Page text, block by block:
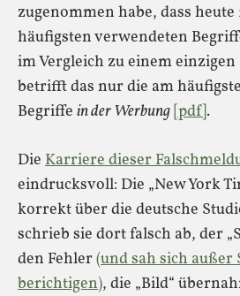
zugenommen habe, dass heute
häufigsten verwendeten
im Vergleich zu einem
betrifft das nur die am
Begriffe in der Werbung [pdf].
Die Karriere dieser
eindrucksvoll: Die „New York
korrekt über die deutsche
schrieb sie dort falsch ab, der
den Fehler (und sah sich außer
berichtigen), die „Bild“